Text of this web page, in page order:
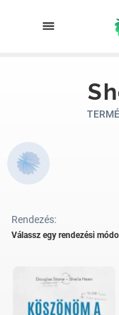
Rendezés:
Válassz egy rendezési